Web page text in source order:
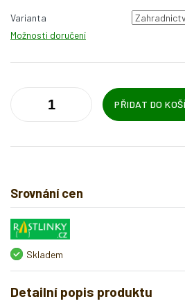
cena:
Varianta
Možnosti doručení
PŘIDAT DO
Srovnání cen
Skladem
Detailní popis produktu